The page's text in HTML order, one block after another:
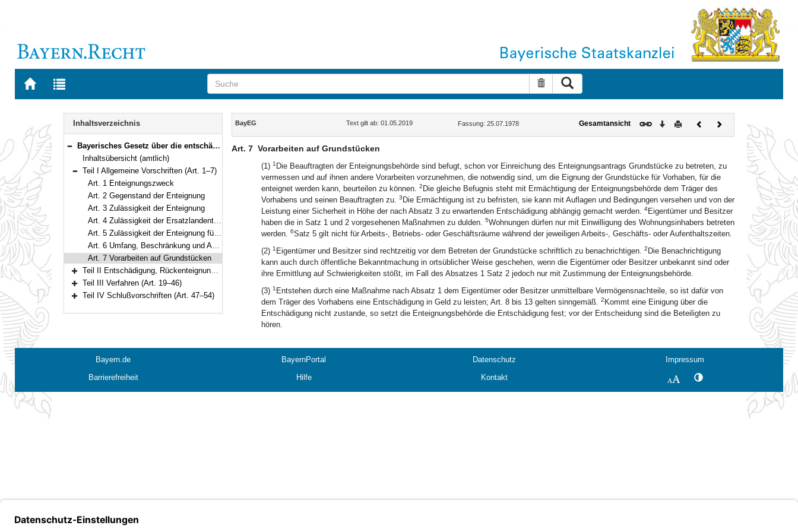
Zur
BAYERN.RECHT
Zur
letzten
Suche zurücksetzen
Navigation
Inhaltsverzeichnis
Bereich reduzieren
Bayerisches Gesetz über die entschädigungspflichtige Enteignung (BayEG) In der Fassung der Bekanntmachung vom 25. Juli 1978 (BayRS III S. 601) BayRS 2141-1-B (Art. 1–54)
Inhaltsübersicht (amtlich)
Bereich reduzieren
Teil I Allgemeine Vorschriften (Art. 1–7)
Art. 1 Enteignungszweck
Art. 2 Gegenstand der Enteignung
Art. 3 Zulässigkeit der Enteignung
Art. 4 Zulässigkeit der Ersatzlandenteignung
Art. 5 Zulässigkeit der Enteignung für den Ersatz entzogener Rechte
Art. 6 Umfang, Beschränkung und Ausdehnung der Enteignung
Art. 7 Vorarbeiten auf Grundstücken
Bereich erweitern
Teil II Entschädigung, Rückenteignung und Härteausgleich (Art. 8–18)
Bereich erweitern
Teil III Verfahren (Art. 19–46)
Teil IV Schlußvorschriften (Art. 47–54)
Inhalt
BayEG Text gilt ab: 01.05.2019 Fassung: 25.07.1978 Gesamtansicht Download
DruckenVorherigesNächstes
Dokument
Art. 7 Vorarbeiten auf Grundstücken
(1) 1 Die Beauftragten der Enteignungsbehörde sind befugt, schon vor Einreichung des Enteignungsantrags Grundstücke zu betreten, zu
vermessen und auf ihnen andere Vorarbeiten vorzunehmen, die notwendig sind, um die Eignung der Grundstücke für Vorhaben, für die
enteignet werden kann, beurteilen zu können. 2 Die gleiche Befugnis steht mit Ermächtigung der Enteignungsbehörde dem Träger des
Vorhabens und seinen Beauftragten zu. 3 Die Ermächtigung ist zu befristen, sie kann mit Auflagen und Bedingungen versehen und von der
Leistung einer Sicherheit in Höhe der nach Absatz 3 zu erwartenden Entschädigung abhängig gemacht werden. 4Eigentümer und Besitzer
haben die in Satz 1 und 2 vorgesehenen Maßnahmen zu dulden. 5Wohnungen dürfen nur mit Einwilligung des Wohnungsinhabers betreten
werden. 6Satz 5 gilt nicht für Arbeits-, Betriebs- oder Geschäftsräume während der jeweiligen Arbeits-, Geschäfts- oder Aufenthaltszeiten.
(2) 1 Eigentümer und Besitzer sind rechtzeitig vor dem Betreten der Grundstücke schriftlich zu benachrichtigen. 2 Die Benachrichtigung
kann auch durch öffentliche Bekanntmachung in ortsüblicher Weise geschehen, wenn die Eigentümer oder Besitzer unbekannt sind oder
ihre Ermittlung auf Schwierigkeiten stößt, im Fall des Absatzes 1 Satz 2 jedoch nur mit Zustimmung der Enteignungsbehörde.
(3) 1 Entstehen durch eine Maßnahme nach Absatz 1 dem Eigentümer oder Besitzer unmittelbare Vermögensnachteile, so ist dafür von
dem Träger des Vorhabens eine Entschädigung in Geld zu leisten; Art. 8 bis 13 gelten sinngemäß. 2 Kommt eine Einigung über die
Entschädigung nicht zustande, so setzt die Enteignungsbehörde die Entschädigung fest; vor der Entscheidung sind die Beteiligten zu
hören.
Bayern.de BayernPortal Datenschutz
Impressum
Barrierefreiheit
Hilfe Kontakt SchriftgrößeKontrastwechsel